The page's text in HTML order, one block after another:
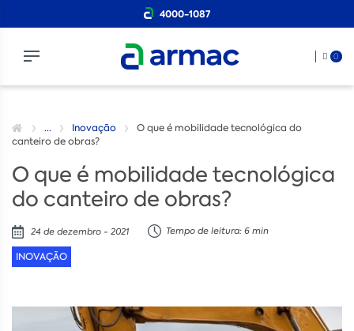
4000-1087
0
... Inovação
O que é mobilidade tecnológica do
canteiro de obras?
O que é mobilidade tecnológica
do canteiro de obras?
24 de dezembro - 2021 Tempo de leitura: 6 min
INOVAÇÃO